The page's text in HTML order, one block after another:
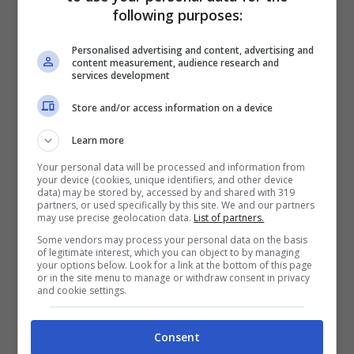
UDINESE – SASSUOLO
E PROBABILI FORMAZIONI
UDINESE (3-5-2):
Nuytinck, Samir; N. Molina, Pereyra, Walace,
following purposes:
Personalised advertising and content, advertising and
content measurement, audience research and
services development
Store and/or access information on a device
Learn more
Your personal data will be processed and information from
your device (cookies, unique identifiers, and other device
data) may be stored by, accessed by and shared with 319
partners, or used specifically by this site. We and our partners
may use precise geolocation data. List of partners.
Some vendors may process your personal data on the basis
of legitimate interest, which you can object to by managing
your options below. Look for a link at the bottom of this page
or in the site menu to manage or withdraw consent in privacy
and cookie settings.
Consent